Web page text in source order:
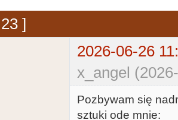
]
2026-06-26
x_angel
Pozbywam się
sztuki ode mnie: